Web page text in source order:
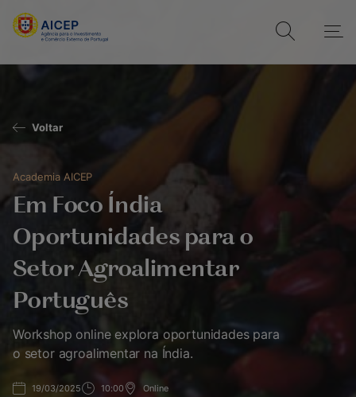
Voltar
Academia AICEP
Em Foco Índia
Oportunidades para o
Setor Agroalimentar
Português
Workshop online explora oportunidades para
o setor agroalimentar na Índia.
19/03/2025 10:00 Online